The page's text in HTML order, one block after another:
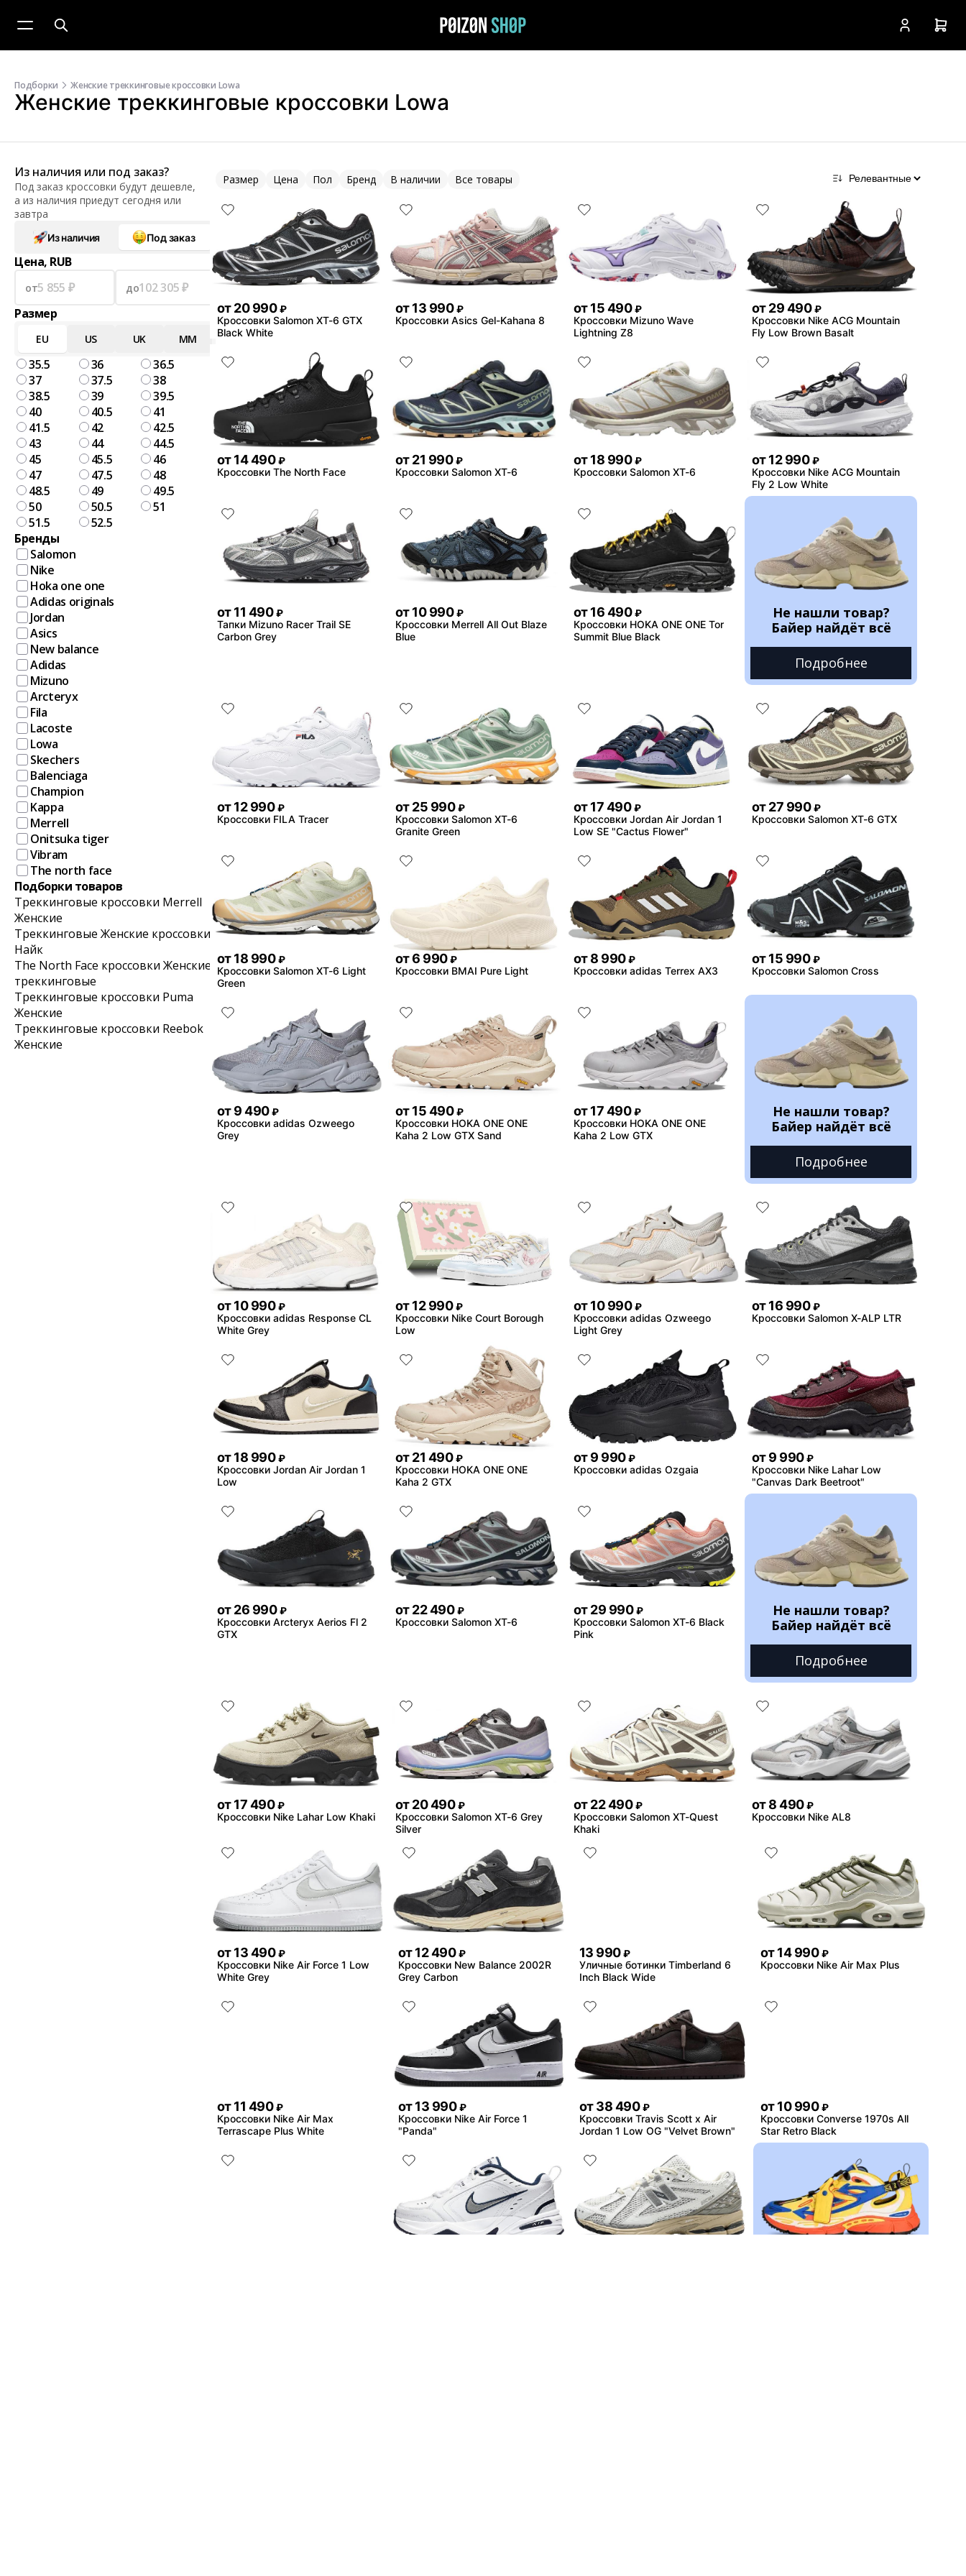
Подборки Женские треккинговые кроссовки Lowa
Женские треккинговые кроссовки Lowa
Из наличия или под заказ?
Под заказ кроссовки будут дешевле,
а из наличия приедут сегодня или
завтра
Из наличия Под заказ
Цена, RUB
от до
Размер
EU US UK MM
35.5 36
36.5
37
37.5
38
38.5
39
39.5
40
40.5
41
41.5
42
42.5
43
44
44.5
45
45.5
46
47
47.5
48
48.5
49
49.5
50
50.5
51
51.5
52.5
Бренды
Salomon
Nike
Hoka one one
Adidas originals
Jordan
Asics
New balance
Adidas
Mizuno
Arcteryx
Fila
Lacoste
Lowa
Skechers
Balenciaga
Champion
Kappa
Merrell
Onitsuka tiger
Vibram
The north face
Подборки товаров
Треккинговые кроссовки Merrell
Женские
Треккинговые Женские кроссовки
Найк
The North Face кроссовки Женские
треккинговые
Треккинговые кроссовки Puma
Женские
Треккинговые кроссовки Reebok
Женские
Размер Цена Пол Бренд В наличии Все товары
от20 990 ₽
Кроссовки Salomon XT-6 GTX
Black White
от13 990 ₽
Кроссовки Asics Gel-Kahana 8
от15 490 ₽
Кроссовки Mizuno Wave
Lightning Z8
от29 490 ₽
Кроссовки Nike ACG Mountain
Fly Low Brown Basalt
от14 490 ₽
Кроссовки The North Face
от21 990 ₽
Кроссовки Salomon XT-6
от18 990 ₽
Кроссовки Salomon XT-6
от12 990 ₽
Кроссовки Nike ACG Mountain
Fly 2 Low White
от11 490 ₽
Тапки Mizuno Racer Trail SE
Carbon Grey
от10 990 ₽
Кроссовки Merrell All Out Blaze
Blue
от16 490 ₽
Кроссовки HOKA ONE ONE Tor
Summit Blue Black
Не нашли товар?
Байер найдёт всё
Подробнее
от12 990 ₽
Кроссовки FILA Tracer
от25 990 ₽
Кроссовки Salomon XT-6
Granite Green
от17 490 ₽
Кроссовки Jordan Air Jordan 1
Low SE "Cactus Flower"
от27 990 ₽
Кроссовки Salomon XT-6 GTX
от18 990 ₽
Кроссовки Salomon XT-6 Light
Green
от6 990 ₽
Кроссовки BMAI Pure Light
от8 990 ₽
Кроссовки adidas Terrex AX3
от15 990 ₽
Кроссовки Salomon Cross
от9 490 ₽
Кроссовки adidas Ozweego
Grey
от15 490 ₽
Кроссовки HOKA ONE ONE
Kaha 2 Low GTX Sand
от17 490 ₽
Кроссовки HOKA ONE ONE
Kaha 2 Low GTX
Не нашли товар?
Байер найдёт всё
Подробнее
от10 990 ₽
Кроссовки adidas Response CL
White Grey
от12 990 ₽
Кроссовки Nike Court Borough
Low
от10 990 ₽
Кроссовки adidas Ozweego
Light Grey
от16 990 ₽
Кроссовки Salomon X-ALP LTR
от18 990 ₽
Кроссовки Jordan Air Jordan 1
Low
от21 490 ₽
Кроссовки HOKA ONE ONE
Kaha 2 GTX
от9 990 ₽
Кроссовки adidas Ozgaia
от9 990 ₽
Кроссовки Nike Lahar Low
"Canvas Dark Beetroot"
от26 990 ₽
Кроссовки Arcteryx Aerios Fl 2
GTX
от22 490 ₽
Кроссовки Salomon XT-6
от29 990 ₽
Кроссовки Salomon XT-6 Black
Pink
Не нашли товар?
Байер найдёт всё
Подробнее
от17 490 ₽
Кроссовки Nike Lahar Low Khaki
от20 490 ₽
Кроссовки Salomon XT-6 Grey
Silver
от22 490 ₽
Кроссовки Salomon XT-Quest
Khaki
от8 490 ₽
Кроссовки Nike AL8
от13 490 ₽
Кроссовки Nike Air Force 1 Low
White Grey
от12 490 ₽
Кроссовки New Balance 2002R
Grey Carbon
13 990 ₽
Уличные ботинки Timberland 6
Inch Black Wide
от14 990 ₽
Кроссовки Nike Air Max Plus
от11 490 ₽
Кроссовки Nike Air Max
Terrascape Plus White
от13 990 ₽
Кроссовки Nike Air Force 1
"Panda"
от38 490 ₽
Кроссовки Travis Scott x Air
Jordan 1 Low OG "Velvet Brown"
от10 990 ₽
Кроссовки Converse 1970s All
Star Retro Black